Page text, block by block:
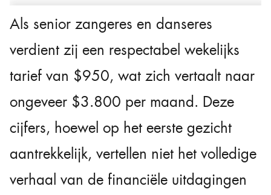
Als senior zangeres en danseres
verdient zij een respectabel wekelijks
tarief van $950, wat zich vertaalt naar
ongeveer $3.800 per maand. Deze
cijfers, hoewel op het eerste gezicht
aantrekkelijk, vertellen niet het volledige
verhaal van de financiële uitdagingen